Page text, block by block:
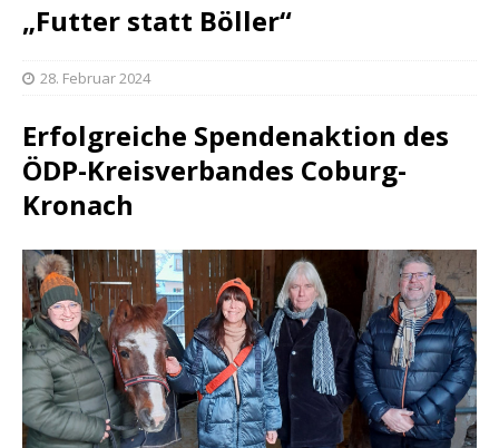
„Futter statt Böller“
28. Februar 2024
Erfolgreiche Spendenaktion des
ÖDP-Kreisverbandes Coburg-
Kronach